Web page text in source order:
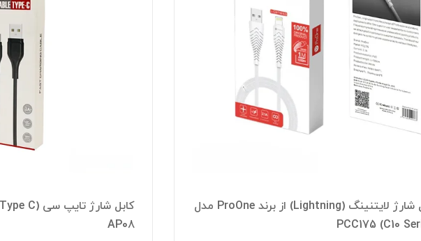
کابل شارژ لایتنینگ (Lightning) از برند ProOne مدل
PCC175 (C10
AP08